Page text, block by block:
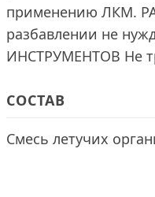
применению ЛКМ.
разбавлении не
ИНСТРУМЕНТОВ Не
СОСТАВ
Смесь летучих